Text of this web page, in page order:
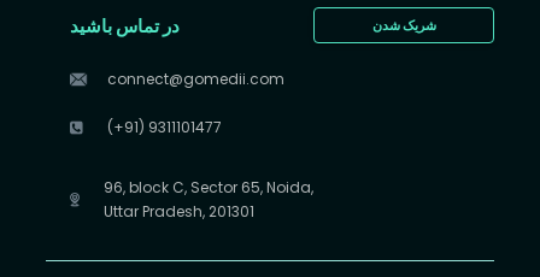
شریک شدن در تماس باشید
connect@gomedii.com
(+91) 9311101477
96, block C, Sector 65, Noida,
Uttar Pradesh, 201301